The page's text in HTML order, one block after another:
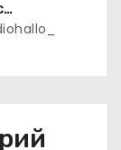
эффектом